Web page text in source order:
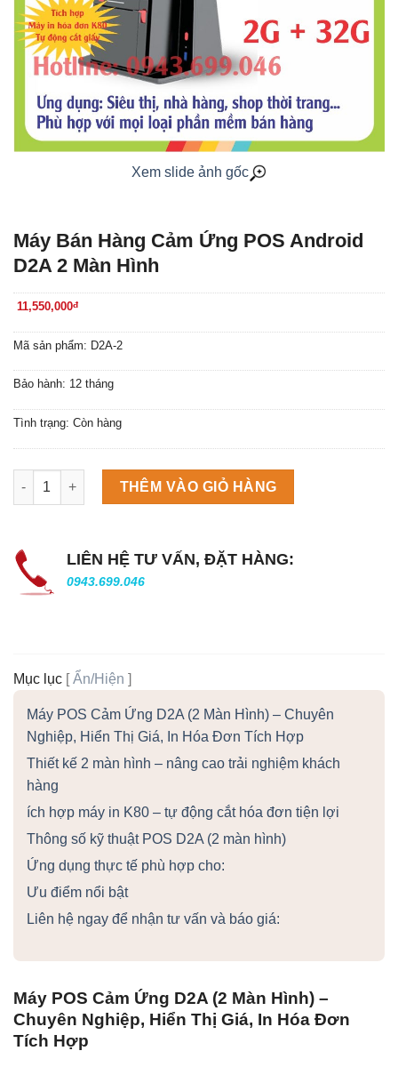
Xem slide ảnh gốc
Máy Bán Hàng Cảm Ứng POS Android
D2A 2 Màn Hình
11,550,000đ
Mã sản phẩm: D2A-2
Bảo hành: 12 tháng
Tình trạng: Còn hàng
Máy làm đá viên Scotsman NW458AS số lượng
THÊM VÀO GIỎ HÀNG
LIÊN HỆ TƯ VẤN, ĐẶT HÀNG:
0943.699.046
Mục lục [Ẩn/Hiện ]
Máy POS Cảm Ứng D2A (2 Màn Hình) – Chuyên
Nghiệp, Hiển Thị Giá, In Hóa Đơn Tích Hợp
Thiết kế 2 màn hình – nâng cao trải nghiệm khách
hàng
ích hợp máy in K80 – tự động cắt hóa đơn tiện lợi
Thông số kỹ thuật POS D2A (2 màn hình)
Ứng dụng thực tế phù hợp cho:
Ưu điểm nổi bật
Liên hệ ngay để nhận tư vấn và báo giá:
Máy POS Cảm Ứng D2A (2 Màn Hình) –
Chuyên Nghiệp, Hiển Thị Giá, In Hóa Đơn
Tích Hợp